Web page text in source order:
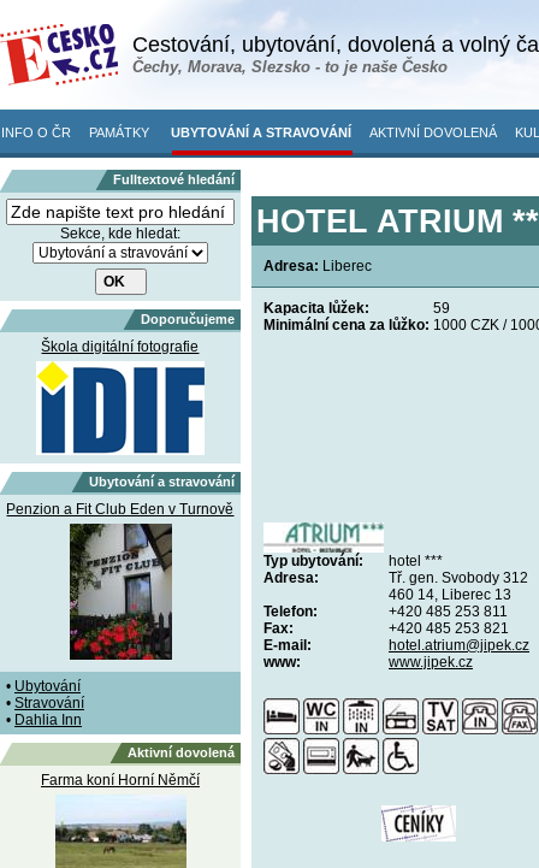
Cestování, ubytování, dovolená a volný
Čechy, Morava, Slezsko - to je naše Česko
INFO O ČR PAMÁTKY UBYTOVÁNÍ A STRAVOVÁNÍ AKTIVNÍ DOVOLENÁ
Fulltextové hledání
Sekce, kde hledat:
Doporučujeme
Škola digitální fotografie
Ubytování a stravování
Penzion a Fit Club Eden v Turnově
• Ubytování
• Stravování
• Dahlia Inn
Aktivní dovolená
Farma koní Horní Němčí
HOTEL ATRIUM
Adresa: Liberec
Kapacita lůžek:
59
Minimální cena za lůžko: 1000 CZK /
Typ ubytování:
hotel ***
Adresa:
Tř. gen. Svobody 312
460 14, Liberec 13
Telefon:
+420 485 253 811
Fax:
+420 485 253 821
E-mail:
hotel.atrium@jipek.cz
www:
www.jipek.cz